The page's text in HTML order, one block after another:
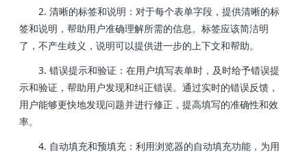
2. 清晰的标签和说明：对于每个表单字段，提供清晰的标
签和说明，帮助用户准确理解所需的信息。标签应该简洁明
了，不产生歧义，说明可以提供进一步的上下文和帮助。
3. 错误提示和验证：在用户填写表单时，及时给予错误提
示和验证，帮助用户发现和纠正错误。通过实时的错误反馈，
用户能够更快地发现问题并进行修正，提高填写的准确性和效
率。
4. 自动填充和预填充：利用浏览器的自动填充功能，为用